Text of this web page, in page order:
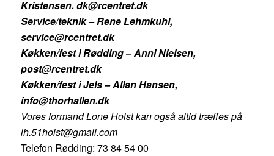
Kristensen. dk@rcentret.dk
Service/teknik – Rene Lehmkuhl,
service@rcentret.dk
Køkken/fest i Rødding – Anni Nielsen,
post@rcentret.dk
Køkken/fest i Jels – Allan Hansen,
info@thorhallen.dk
Vores formand Lone Holst kan også altid træffes på
lh.51holst@gmail.com
Telefon Rødding: 73 84 54 00